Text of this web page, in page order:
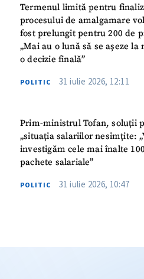
Termenul limită pentru
procesului de amalgamare
fost prelungit pentru 200 de
„Mai au o lună să se așeze la
o decizie finală”
POLITIC 31 iulie 2026, 12:11
Prim-ministrul Tofan, soluții
„situația salariilor nesimțite:
investigăm cele mai înalte
pachete salariale”
POLITIC 31 iulie 2026, 10:47